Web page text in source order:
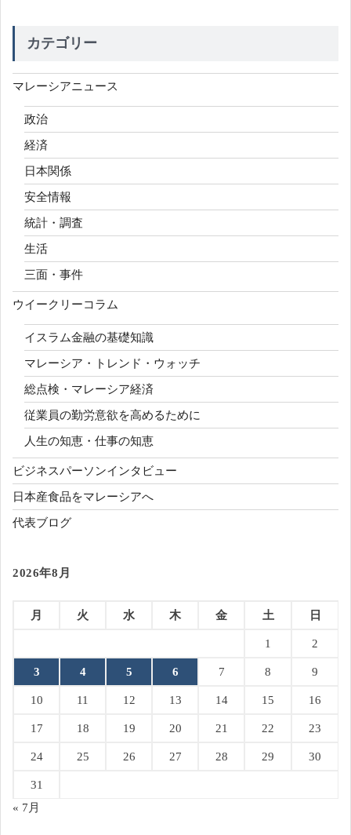
カテゴリー
マレーシアニュース
政治
経済
日本関係
安全情報
統計・調査
生活
三面・事件
ウイークリーコラム
イスラム金融の基礎知識
マレーシア・トレンド・ウォッチ
総点検・マレーシア経済
従業員の勤労意欲を高めるために
人生の知恵・仕事の知恵
ビジネスパーソンインタビュー
日本産食品をマレーシアへ
代表ブログ
2026年8月
月 火 水 木 金 土 日
1 2
3 4 5 6 7 8 9
10 11 12 13 14 15 16
17 18 19 20 21 22 23
24 25 26 27 28 29 30
31
« 7月